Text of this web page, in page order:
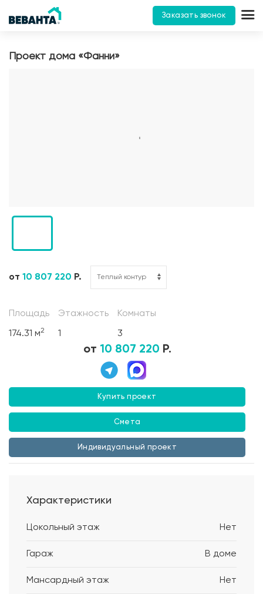
Заказать звонок
Проект дома «Фанни»
от 10 807 220 Р.
Площадь
174.31 м2
Этажность
1
Комнаты
3
от 10 807 220 Р.
Купить проект
Смета
Индивидуальный проект
Характеристики
Цокольный этаж Нет
Гараж В доме
Мансардный этаж Нет